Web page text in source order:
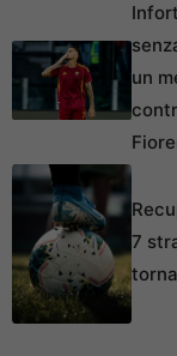
un
7